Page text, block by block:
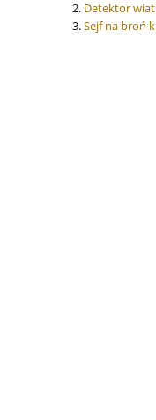
Detektor
Sejf na broń